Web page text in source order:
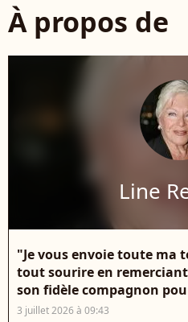
À propos de
Line
"Je vous envoie toute ma
tout sourire en remerciant
son fidèle compagnon
3 juillet 2026 à 09:43